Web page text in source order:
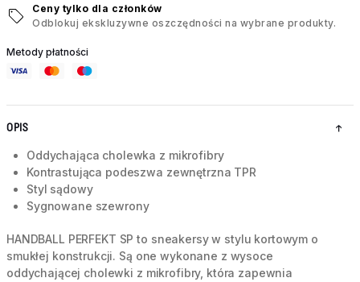
Ceny tylko dla członków
Odblokuj ekskluzywne oszczędności na wybrane produkty.
Metody płatności
OPIS
Oddychająca cholewka z mikrofibry
Kontrastująca podeszwa zewnętrzna TPR
Styl sądowy
Sygnowane szewrony
HANDBALL PERFEKT SP to sneakersy w stylu kortowym o
smukłej konstrukcji. Są one wykonane z wysoce
oddychającej cholewki z mikrofibry, która zapewnia